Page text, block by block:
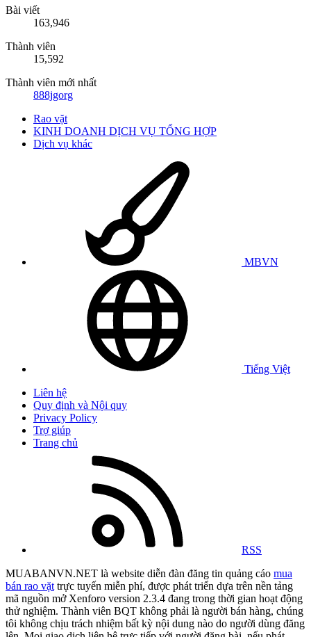
Bài viết
163,946
Thành viên
15,592
Thành viên mới nhất
888jgorg
Rao vặt
KINH DOANH DỊCH VỤ TỔNG HỢP
Dịch vụ khác
MBVN
Tiếng Việt
Liên hệ
Quy định và Nội quy
Privacy Policy
Trợ giúp
Trang chủ
RSS
MUABANVN.NET là website diễn đàn đăng tin quảng cáo mua
bán rao vặt trực tuyến miễn phí, được phát triển dựa trên nền tảng
mã nguồn mở Xenforo version 2.3.4 đang trong thời gian hoạt động
thử nghiệm. Thành viên BQT không phải là người bán hàng, chúng
tôi không chịu trách nhiệm bất kỳ nội dung nào do người dùng đăng